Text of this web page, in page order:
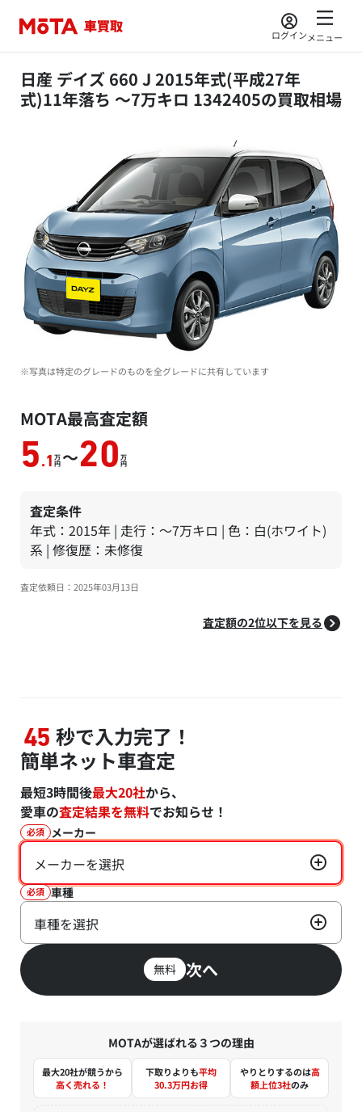
ログインメニュー
日産 デイズ 660 J 2015年式(平成27年
式)11年落ち ～7万キロ 1342405の買取相場
※写真は特定のグレードのものを全グレードに共有しています
MOTA最高査定額
5 .1 万
円 ～20 万
円
査定条件
年式：2015年 | 走行：～7万キロ | 色：白(ホワイト)
系 | 修復歴：未修復
査定依頼日：2025年03月13日
査定額の2位以下を見る
45 秒で入力完了！
簡単ネット車査定
最短3時間後最大20社から、
愛車の査定結果を無料でお知らせ！
必須 メーカー
メーカーを選択
必須 車種
車種を選択
無料 次へ
MOTAが選ばれる３つの理由
最大20社が競うから
高く売れる！
下取りよりも平均
30.3万円お得
やりとりするのは高
額上位3社のみ